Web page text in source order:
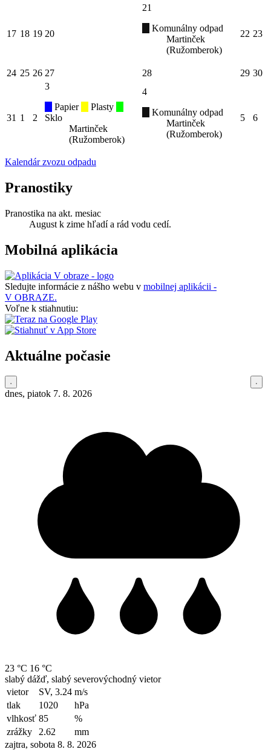
17 18 19 20
21
Komunálny odpad
Martinček
(Ružomberok)
22 23
24 25 26 27 28 29 30
31 1 2
3
Papier
Plasty
Sklo
Martinček
(Ružomberok)
4
Komunálny odpad
Martinček
(Ružomberok)
5 6
Kalendár zvozu odpadu
Pranostiky
Pranostika na akt. mesiac
August k zime hľadí a rád vodu cedí.
Mobilná aplikácia
Sledujte informácie z nášho webu v mobilnej aplikácii -
V OBRAZE.
Voľne k stiahnutiu:
Aktuálne počasie
dnes, piatok 7. 8. 2026
23 °C 16 °C
slabý dážď, slabý severovýchodný vietor
vietor
SV, 3.24 m/s
tlak
1020
hPa
vlhkosť 85
%
zrážky
2.62
mm
zajtra, sobota 8. 8. 2026